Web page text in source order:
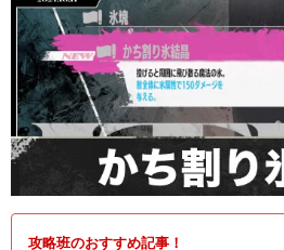
攻略班のおすすめ記事！